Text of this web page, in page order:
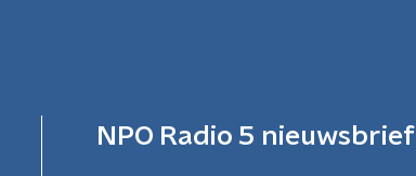
NPO Radio 5 nieuwsbrief